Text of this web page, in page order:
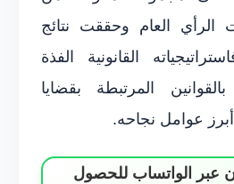
الرأي العام وحققت نتائج
القانونية الفذة
المرتبطة بقضايا
عوامل نجاحه.
عبر الواتساب للحصول